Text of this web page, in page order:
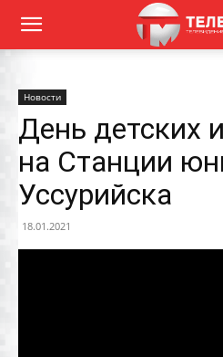
Новости
День детских
на Станции
Уссурийска
18.01.2021